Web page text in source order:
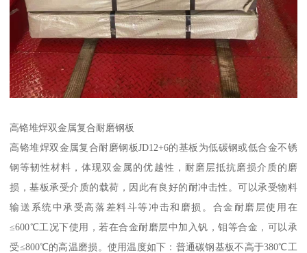
高铬堆焊双金属复合耐磨钢板
高铬堆焊双金属复合耐磨钢板JD12+6的基板为低碳钢或低合金不锈
钢等韧性材料，体现双金属的优越性，耐磨层抵抗磨损介质的磨
损，基板承受介质的载荷，因此有良好的耐冲击性。可以承受物料
输送系统中承受高落差料斗等冲击和磨损。合金耐磨层使用在
≤600℃工况下使用，若在合金耐磨层中加入钒，钼等合金，可以承
受≤800℃的高温磨损。使用温度如下：普通碳钢基板不高于380℃工